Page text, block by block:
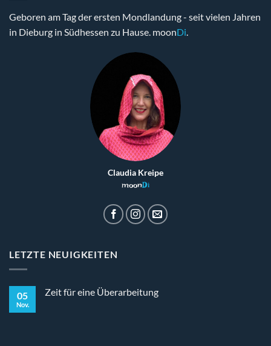
Geboren am Tag der ersten Mondlandung - seit vielen Jahren
in Dieburg in Südhessen zu Hause. moonDi.
Claudia Kreipe
moonDi
LETZTE NEUIGKEITEN
05
Nov.
Zeit für eine Überarbeitung